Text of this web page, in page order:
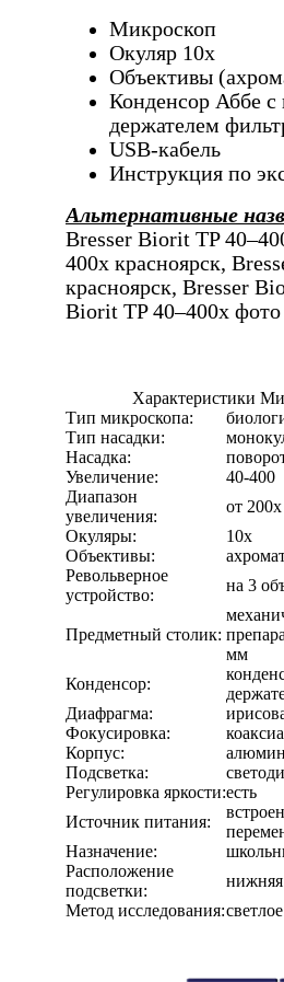
Микроскоп
Окуляр 10х
Объективы
Конденсор Аббе
держателем
USB-кабель
Инструкция по
Альтернативные
Bresser Biorit TP
400x красноярск,
красноярск, Bresser
Biorit TP 40–400x фото
Характеристики
Тип микроскопа:
Тип насадки:
Насадка:
Увеличение:
40-400
Диапазон
увеличения:
от
Окуляры:
10х
Объективы:
Револьверное
устройство:
на 3
Предметный столик:
мм
Конденсор:
Диафрагма:
Фокусировка:
Корпус:
Подсветка:
Регулировка яркости:есть
Источник питания:
Назначение:
Расположение
подсветки:
нижняя
Метод исследования: